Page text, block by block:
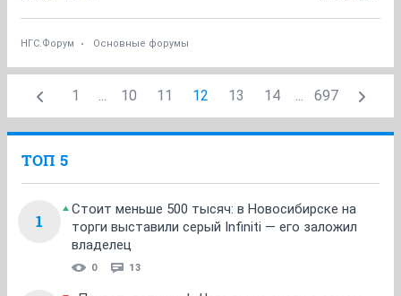
НГС.Форум Основные форумы
1 ... 10 11 12 13 14 ... 697
ТОП 5
1
Стоит меньше 500 тысяч: в Новосибирске на
торги выставили серый Infiniti — его заложил
владелец
0 13